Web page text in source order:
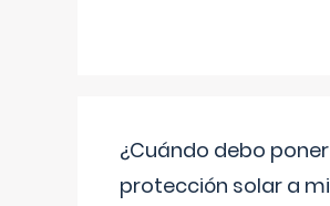
¿Cuándo debo poner
protección solar a mi